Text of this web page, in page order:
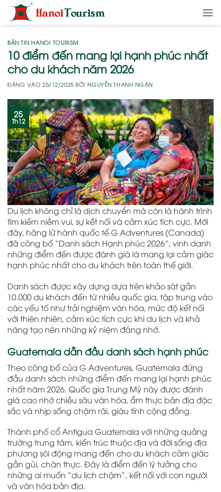
qua
dungBẢN TIN HANOI TOURISM
10 điểm đến mang lại hạnh phúc nhất
cho du khách năm 2026
ĐĂNG VÀO25/12/2025 BỞINGUYỄN THANH NGÂN
25
Th12
Du lịch không chỉ là dịch chuyển mà còn là hành trình
tìm kiếm niềm vui, sự kết nối và cảm xúc tích cực. Mới
đây, hãng lữ hành quốc tế G Adventures (Canada)
đã công bố “Danh sách Hạnh phúc 2026”, vinh danh
những điểm đến được đánh giá là mang lại cảm giác
hạnh phúc nhất cho du khách trên toàn thế giới.
Danh sách được xây dựng dựa trên khảo sát gần
10.000 du khách đến từ nhiều quốc gia, tập trung vào
các yếu tố như trải nghiệm văn hóa, mức độ kết nối
với thiên nhiên, cảm xúc tích cực khi du lịch và khả
năng tạo nên những kỷ niệm đáng nhớ.
Guatemala dẫn đầu danh sách hạnh phúc
Theo công bố của G Adventures, Guatemala đứng
đầu danh sách những điểm đến mang lại hạnh phúc
nhất năm 2026. Quốc gia Trung Mỹ này được đánh
giá cao nhờ chiều sâu văn hóa, ẩm thực bản địa đặc
sắc và nhịp sống chậm rãi, giàu tính cộng đồng.
Thành phố cổ Antigua Guatemala với những quảng
trường trung tâm, kiến trúc thuộc địa và đời sống địa
phương sôi động mang đến cho du khách cảm giác
gần gũi, chân thực. Đây là điểm đến lý tưởng cho
những ai muốn “du lịch chậm”, kết nối với con người
và văn hóa bản địa.